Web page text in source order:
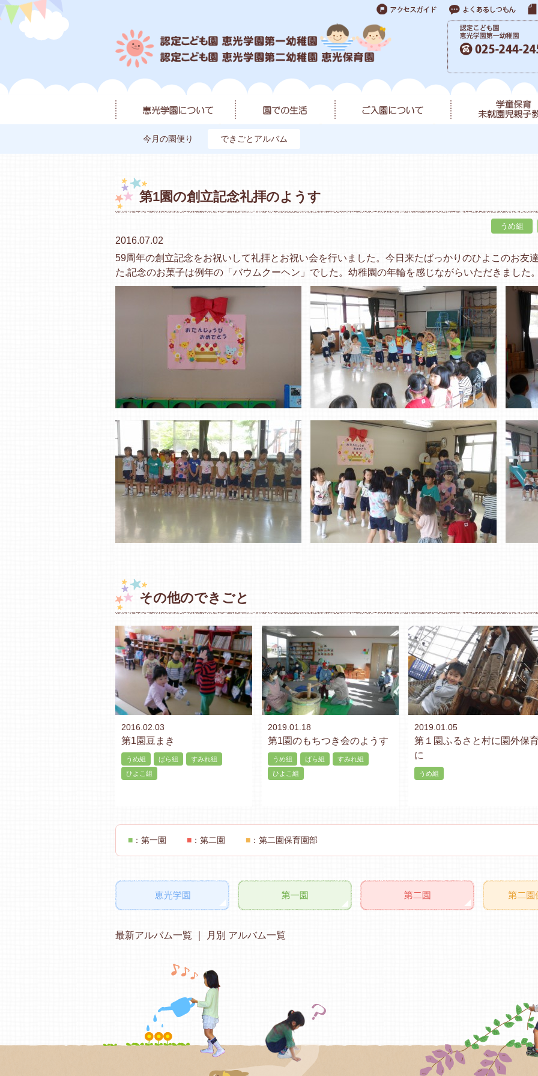
今月の園便り できごとアルバム
第1園の創立記念礼拝のようす
うめ組
2016.07.02
59周年の創立記念をお祝いして礼拝とお祝い会を行いました。今日来たばっかりのひよこのお友
た.記念のお菓子は例年の「バウムクーヘン」でした。幼稚園の年輪を感じながらいただきました
その他のできごと
2016.02.03
第1園豆まき
うめ組 ばら組
すみれ組
ひよこ組
2019.01.18
第1園のもちつき会のようす
うめ組 ばら組
すみれ組
ひよこ組
2019.01.05
第１園ふるさと村に園外保
に
うめ組
■ ：第一園 ■ ：第二園 ■ ：第二園保育園部
最新アルバム一覧 月別 アルバム一覧